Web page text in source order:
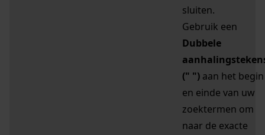
sluiten.
Gebruik een
Dubbele
(" ") aan het begin
en einde van uw
zoektermen om
naar de exacte